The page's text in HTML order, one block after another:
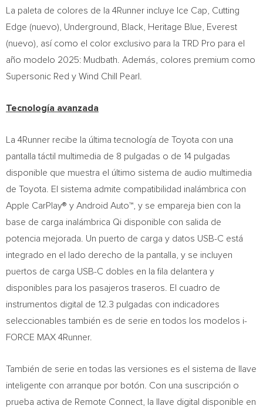
La paleta de colores de la 4Runner incluye Ice Cap, Cutting
Edge (nuevo), Underground, Black, Heritage Blue, Everest
(nuevo), así como el color exclusivo para la TRD Pro para el
año modelo 2025: Mudbath. Además, colores premium como
Supersonic Red y Wind Chill Pearl.
Tecnología avanzada
La 4Runner recibe la última tecnología de Toyota con una
pantalla táctil multimedia de 8 pulgadas o de 14 pulgadas
disponible que muestra el último sistema de audio multimedia
de Toyota. El sistema admite compatibilidad inalámbrica con
Apple CarPlay® y Android Auto™, y se empareja bien con la
base de carga inalámbrica Qi disponible con salida de
potencia mejorada. Un puerto de carga y datos USB-C está
integrado en el lado derecho de la pantalla, y se incluyen
puertos de carga USB-C dobles en la fila delantera y
disponibles para los pasajeros traseros. El cuadro de
instrumentos digital de 12.3 pulgadas con indicadores
seleccionables también es de serie en todos los modelos i-
FORCE MAX 4Runner.
También de serie en todas las versiones es el sistema de llave
inteligente con arranque por botón. Con una suscripción o
prueba activa de Remote Connect, la llave digital disponible en